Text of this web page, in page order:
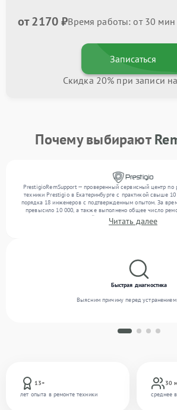
от 2170 ₽Время работы: от 30 мин
Записаться
Скидка 20% при записи
Почему выбирают
PrestigioRemSupport — проверенный сервисный центр
техники Prestigio в Екатеринбурге с практикой свыше
порядка 18 инженеров с подтвержденным опытом. За
превысило 10 000, а также выполнено общее число
Ежемесячно в сервисный центр поступает более 300
беремся за задачи любой сложности и гарантируем
Читать далее
13+
лет опыта в ремонте техники
30
среднее
Быстрая диагностика
Выясним причину перед устранением